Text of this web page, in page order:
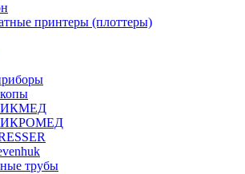
принтеры (плоттеры)
трубы